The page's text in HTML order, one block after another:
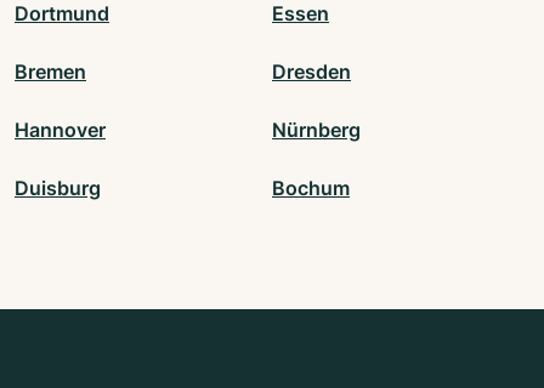
Dortmund Essen
Bremen Dresden
Hannover Nürnberg
Duisburg Bochum